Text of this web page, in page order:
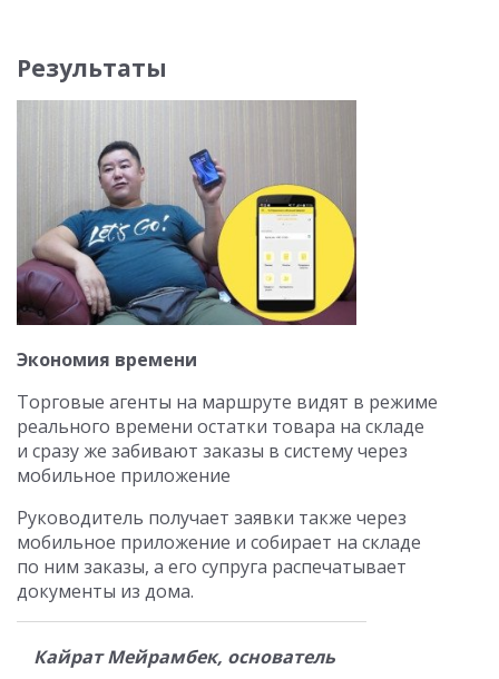
Результаты
Экономия времени
Торговые агенты на маршруте видят в режиме
реального времени остатки товара на складе
и сразу же забивают заказы в систему через
мобильное приложение
Руководитель получает заявки также через
мобильное приложение и собирает на складе
по ним заказы, а его супруга распечатывает
документы из дома.
Кайрат Мейрамбек, основатель